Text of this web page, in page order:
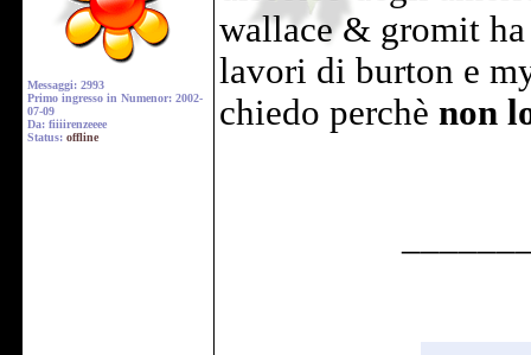
Messaggi: 2993
Primo ingresso in Numenor: 2002-
07-09
Da: fiiiirenzeeee
Status: offline
wallace & gromit ha
lavori di burton e
chiedo perchè non